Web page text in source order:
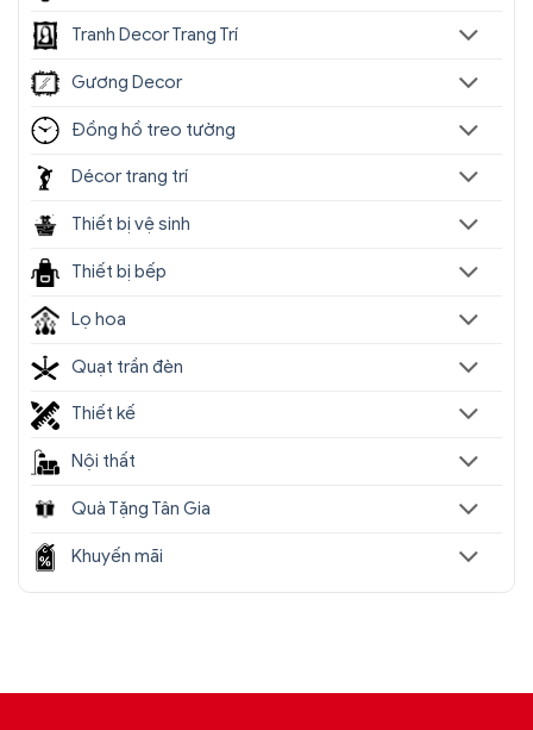
Tranh Decor Trang Trí
Gương Decor
Đồng hồ treo tường
Décor trang trí
Thiết bị vệ sinh
Thiết bị bếp
Lọ hoa
Quạt trần đèn
Thiết kế
Nội thất
Quà Tặng Tân Gia
Khuyến mãi